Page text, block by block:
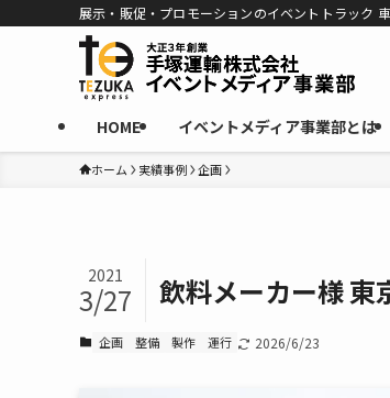
展示・販促・プロモーションのイベントトラック
HOME イベントメディア事業部とは
ホーム 実績事例 企画
飲料メーカー様 東
2021
3/27
企画 整備 製作 運行 2026/6/23